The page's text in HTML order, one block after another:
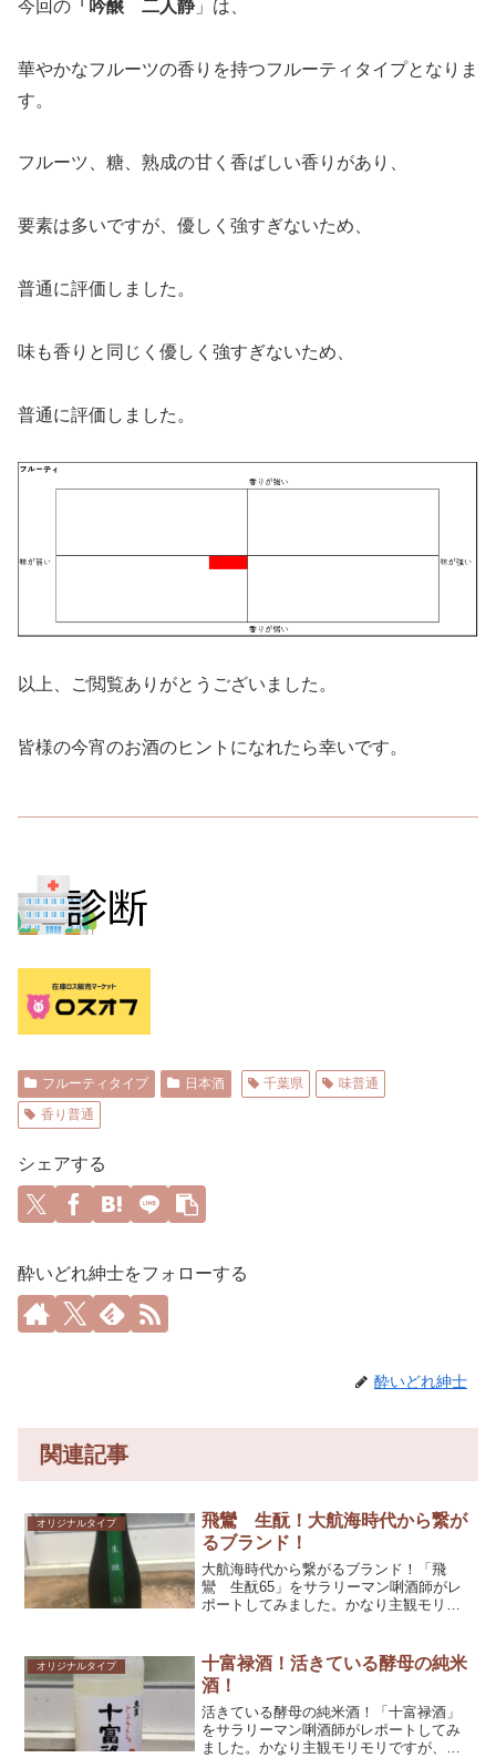
今回の 「 吟醸 二人静」は、
華やかなフルーツの香りを持つフルーティタイプとなりま
す。
フルーツ、糖、熟成の甘く香ばしい香りがあり、
要素は多いですが、優しく強すぎないため、
普通に評価しました。
味も香りと同じく優しく強すぎないため、
普通に評価しました。
以上、ご閲覧ありがとうございました。
皆様の今宵のお酒のヒントになれたら幸いです。
フルーティタイプ 日本酒 千葉県
味普通
香り普通
シェアする
酔いどれ紳士をフォローする
酔いどれ紳士
関連記事
オリジナルタイプ
飛鸞 生酛！大航海時代から繋が
るブランド！
大航海時代から繋がるブランド！「飛
鸞 生酛65」をサラリーマン唎酒師がレ
ポートしてみました。かなり主観モリモ
オリジナルタイプ
十富禄酒！活きている酵母の純米
酒！
活きている酵母の純米酒！「十富禄酒」
をサラリーマン唎酒師がレポートしてみ
ました。かなり主観モリモリですが、参